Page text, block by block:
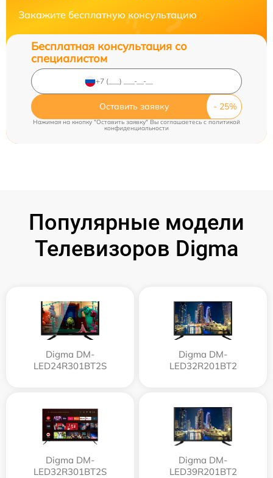
Закажите бесплатную консультацию
Бесплатная консультация со
специалистом
Оставить заявку
Нажимая на кнопку "Оставить заявку" Вы соглашаетесь cполитикой
конфиденциальности
Популярные модели
Телевизоров Digma
Digma DM-
LED24R301BT2S
Digma DM-
LED32R201BT2
Digma DM-
LED32R301BT2S
Digma DM-
LED39R201BT2